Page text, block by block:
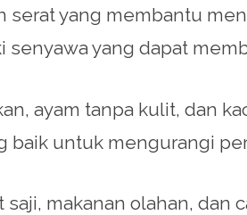
serat yang membantu
yang dapat
ayam tanpa kulit, dan
baik untuk mengurangi
saji, makanan olahan, dan